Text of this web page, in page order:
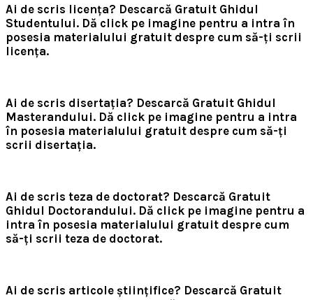
Ai de scris licența? Descarcă Gratuit Ghidul
Studentului. Dă click pe imagine pentru a intra în
posesia materialului gratuit despre cum să-ți scrii
licența.
Ai de scris disertația? Descarcă Gratuit Ghidul
Masterandului. Dă click pe imagine pentru a intra
în posesia materialului gratuit despre cum să-ți
scrii disertația.
Ai de scris teza de doctorat? Descarcă Gratuit
Ghidul Doctorandului. Dă click pe imagine pentru a
intra în posesia materialului gratuit despre cum
să-ți scrii teza de doctorat.
Ai de scris articole științifice? Descarcă Gratuit